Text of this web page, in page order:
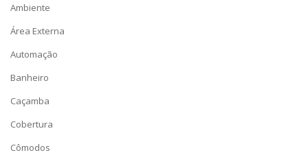
Ambiente
Área Externa
Automação
Banheiro
Caçamba
Cobertura
Cômodos